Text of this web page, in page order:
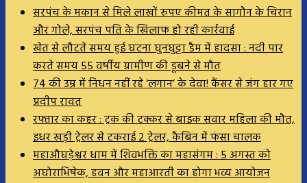
सरपंच के मकान से मिले लाखों रुपए कीमत के सागौन के चिरान
और गोले, सरपंच पति के खिलाफ हो रही कार्रवाई
खेत से लौटते समय हुई घटना घुनघुट्टा डैम में हादसा : नदी पार
करते समय 55 वर्षीय ग्रामीण की डूबने से मौत
74 की उम्र में निधन नहीं रहे ‘लगान’ के देवा! कैंसर से जंग हार गए
प्रदीप रावत
रफ्तार का कहर : ट्रक की टक्कर से बाइक सवार महिला की मौत,
इधर खड़ी ट्रेलर से टकराई 2 ट्रेलर, कैबिन में फंसा चालक
महाऔघड़ेश्वर धाम में शिवभक्ति का महासंगम : 5 अगस्त को
अघोराभिषेक, हवन और महाआरती का होगा भव्य आयोजन